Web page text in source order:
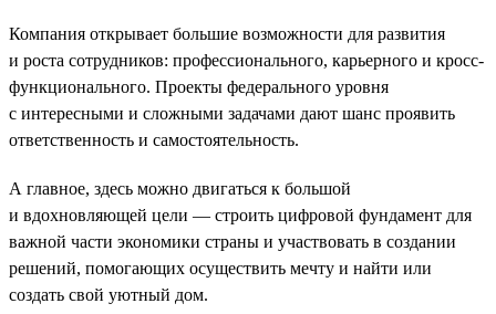
Компания открывает большие возможности для развития
и роста сотрудников: профессионального, карьерного и кросс-
функционального. Проекты федерального уровня
с интересными и сложными задачами дают шанс проявить
ответственность и самостоятельность.
А главное, здесь можно двигаться к большой
и вдохновляющей цели — строить цифровой фундамент для
важной части экономики страны и участвовать в создании
решений, помогающих осуществить мечту и найти или
создать свой уютный дом.